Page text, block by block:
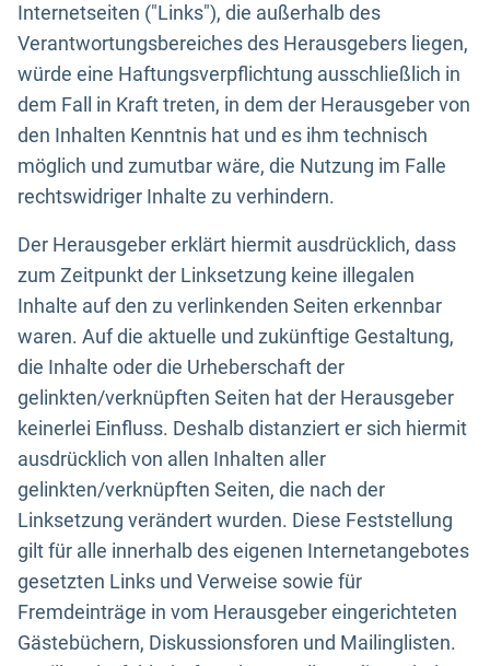
Internetseiten ("Links"), die außerhalb des
Verantwortungsbereiches des Herausgebers liegen,
würde eine Haftungsverpflichtung ausschließlich in
dem Fall in Kraft treten, in dem der Herausgeber von
den Inhalten Kenntnis hat und es ihm technisch
möglich und zumutbar wäre, die Nutzung im Falle
rechtswidriger Inhalte zu verhindern.
Der Herausgeber erklärt hiermit ausdrücklich, dass
zum Zeitpunkt der Linksetzung keine illegalen
Inhalte auf den zu verlinkenden Seiten erkennbar
waren. Auf die aktuelle und zukünftige Gestaltung,
die Inhalte oder die Urheberschaft der
gelinkten/verknüpften Seiten hat der Herausgeber
keinerlei Einfluss. Deshalb distanziert er sich hiermit
ausdrücklich von allen Inhalten aller
gelinkten/verknüpften Seiten, die nach der
Linksetzung verändert wurden. Diese Feststellung
gilt für alle innerhalb des eigenen Internetangebotes
gesetzten Links und Verweise sowie für
Fremdeinträge in vom Herausgeber eingerichteten
Gästebüchern, Diskussionsforen und Mailinglisten.